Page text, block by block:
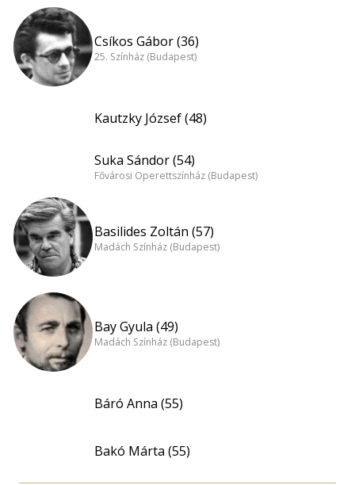
Csíkos Gábor (36)
25. Színház (Budapest)
Kautzky József (48)
Suka Sándor (54)
Fővárosi Operettszínház (Budapest)
Basilides Zoltán (57)
Madách Színház (Budapest)
Bay Gyula (49)
Madách Színház (Budapest)
Báró Anna (55)
Bakó Márta (55)